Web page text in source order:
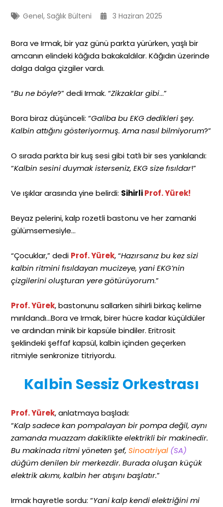
Genel,Sağlık Bülteni 3 Haziran 2025
Bora ve Irmak, bir yaz günü parkta yürürken, yaşlı bir
amcanın elindeki kâğıda bakakaldılar. Kâğıdın üzerinde
dalga dalga çizgiler vardı.
“Bu ne böyle?” dedi Irmak. “Zikzaklar gibi…”
Bora biraz düşünceli: “Galiba bu EKG dedikleri şey.
Kalbin attığını gösteriyormuş. Ama nasıl bilmiyorum?”
O sırada parkta bir kuş sesi gibi tatlı bir ses yankılandı:
“Kalbin sesini duymak isterseniz, EKG size fısıldar!”
Ve ışıklar arasında yine belirdi: SihirliProf. Yürek!
Beyaz pelerini, kalp rozetli bastonu ve her zamanki
gülümsemesiyle…
“Çocuklar,” dedi Prof. Yürek, “Hazırsanız bu kez sizi
kalbin ritmini fısıldayan mucizeye, yani EKG’nin
çizgilerini oluşturan yere götürüyorum.”
Prof. Yürek, bastonunu sallarken sihirli birkaç kelime
mırıldandı…Bora ve Irmak, birer hücre kadar küçüldüler
ve ardından minik bir kapsüle bindiler. Eritrosit
şeklindeki şeffaf kapsül, kalbin içinden geçerken
ritmiyle senkronize titriyordu.
Kalbin Sessiz Orkestrası
Prof. Yürek, anlatmaya başladı:
“Kalp sadece kan pompalayan bir pompa değil, aynı
zamanda muazzam dakiklikte elektrikli bir makinedir.
Bu makinada ritmi yöneten şef,Sinoatriyal (SA)
düğüm denilen bir merkezdir. Burada oluşan küçük
elektrik akımı, kalbin her atışını başlatır.”
Irmak hayretle sordu: “Yani kalp kendi elektriğini mi